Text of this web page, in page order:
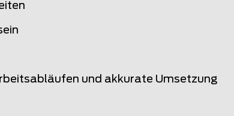
und akkurate Umsetzung